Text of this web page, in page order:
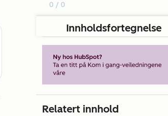
0 / 0
Innholdsfortegnelse
Relatert innhold